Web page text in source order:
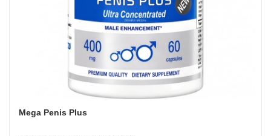
Mega Penis Plus